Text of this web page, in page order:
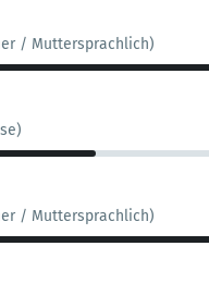
/ Muttersprachlich)
/ Muttersprachlich)